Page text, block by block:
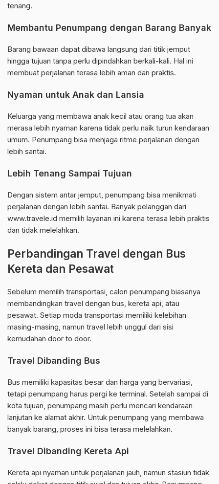
tenang.
Membantu Penumpang dengan Barang Banyak
Barang bawaan dapat dibawa langsung dari titik jemput
hingga tujuan tanpa perlu dipindahkan berkali-kali. Hal ini
membuat perjalanan terasa lebih aman dan praktis.
Nyaman untuk Anak dan Lansia
Keluarga yang membawa anak kecil atau orang tua akan
merasa lebih nyaman karena tidak perlu naik turun kendaraan
umum. Penumpang bisa menjaga ritme perjalanan dengan
lebih santai.
Lebih Tenang Sampai Tujuan
Dengan sistem antar jemput, penumpang bisa menikmati
perjalanan dengan lebih santai. Banyak pelanggan dari
www.travele.id memilih layanan ini karena terasa lebih praktis
dan tidak melelahkan.
Perbandingan Travel dengan Bus
Kereta dan Pesawat
Sebelum memilih transportasi, calon penumpang biasanya
membandingkan travel dengan bus, kereta api, atau
pesawat. Setiap moda transportasi memiliki kelebihan
masing-masing, namun travel lebih unggul dari sisi
kemudahan door to door.
Travel Dibanding Bus
Bus memiliki kapasitas besar dan harga yang bervariasi,
tetapi penumpang harus pergi ke terminal. Setelah sampai di
kota tujuan, penumpang masih perlu mencari kendaraan
lanjutan ke alamat akhir. Untuk penumpang yang membawa
banyak barang, proses ini bisa terasa melelahkan.
Travel Dibanding Kereta Api
Kereta api nyaman untuk perjalanan jauh, namun stasiun tidak